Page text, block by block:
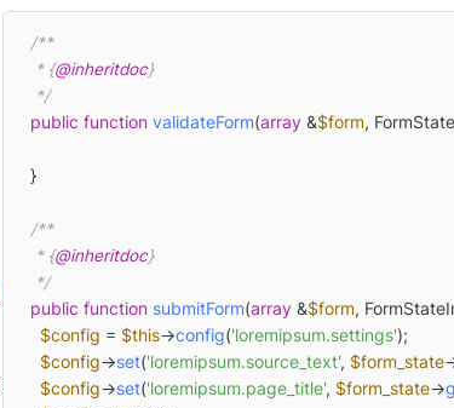
/**
   * {
@inheritdoc}
   */
public function validateForm(array &$form,
/**
   * {
@inheritdoc}
   */
public function submitForm(array &$form,
$config = $this->config('loremipsum.settings');
$config->set('loremipsum.source_text', $form_state-
$config->set('loremipsum.page_title', $form_state->